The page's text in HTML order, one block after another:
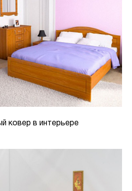
ковер в интерьере